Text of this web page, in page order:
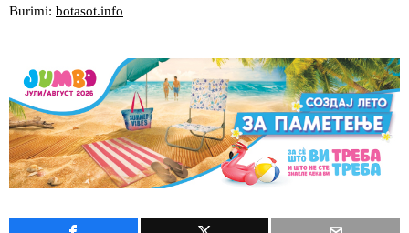
Burimi: botasot.info